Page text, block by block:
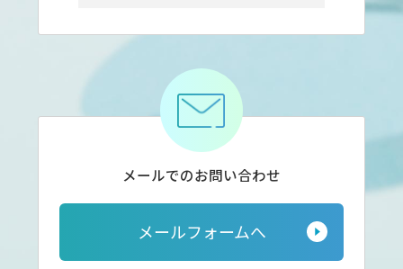
メールでのお問い合わせ
メールフォームへ